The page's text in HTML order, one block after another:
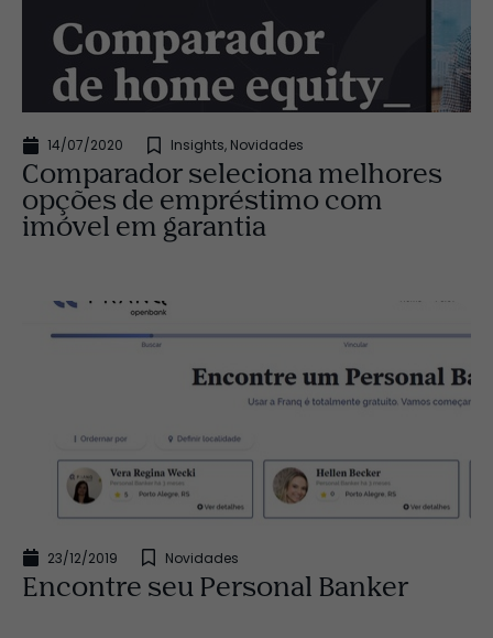
14/07/2020 Insights, Novidades
Comparador seleciona melhores
opções de empréstimo com
imóvel em garantia
23/12/2019 Novidades
Encontre seu Personal Banker